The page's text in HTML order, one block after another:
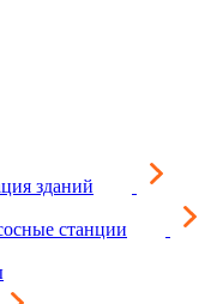
зданий
станции